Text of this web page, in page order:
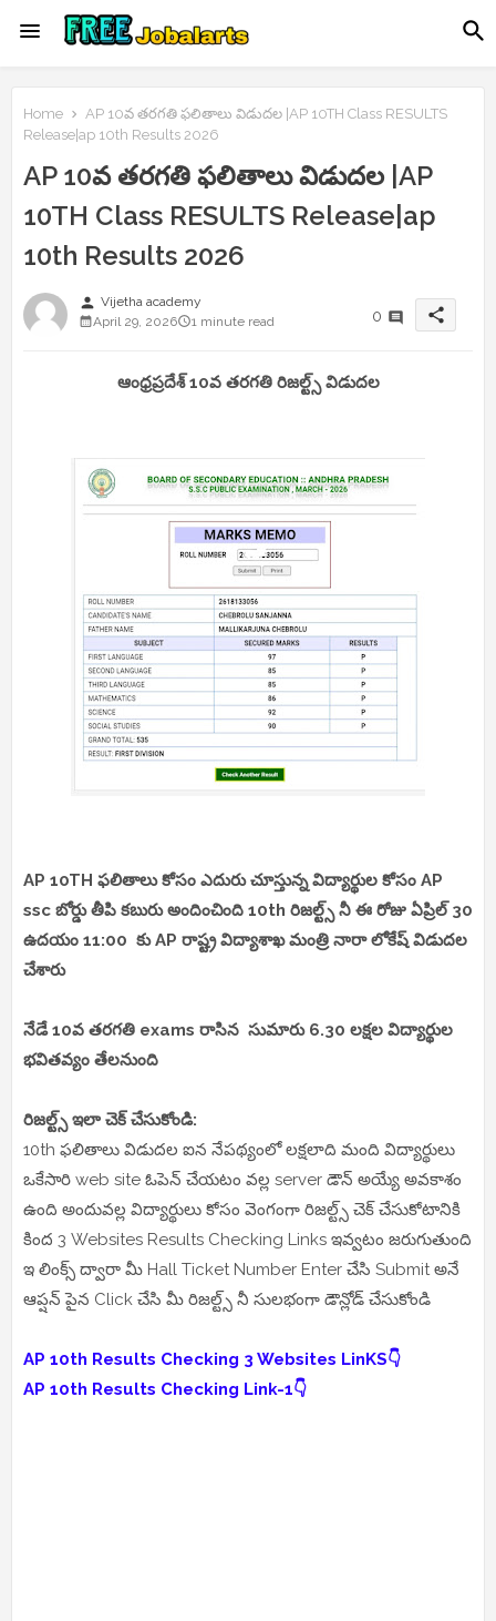
Home
AP 10వ తరగతి ఫలితాలు విడుదల |AP 10TH Class RESULTS
Release|ap 10th Results 2026
AP 10వ తరగతి ఫలితాలు విడుదల |AP
10TH Class RESULTS Release|ap
10th Results 2026
person Vijetha academy
April 29, 2026
1 minute read 0 share
ఆంధ్రప్రదేశ్ 10వ తరగతి రిజల్ట్స్ విడుదల
AP 10TH ఫలితాలు కోసం ఎదురు చూస్తున్న విద్యార్థుల కోసం AP
ssc బోర్డు తీపి కబురు అందించింది 10th రిజల్ట్స్ నీ ఈ రోజు ఏప్రిల్ 30
ఉదయం 11:00 కు AP రాష్ట్ర విద్యాశాఖ మంత్రి నారా లోకేష్ విడుదల
చేశారు
నేడే 10వ తరగతి exams రాసిన సుమారు 6.30 లక్షల విద్యార్థుల
భవితవ్యం తేలనుంది
రిజల్ట్స్ ఇలా చెక్ చేసుకోండి:
10th ఫలితాలు విడుదల ఐన నేపథ్యంలో లక్షలాది మంది విద్యార్థులు
ఒకేసారి web site ఓపెన్ చేయటం వల్ల server డౌన్ అయ్యే అవకాశం
ఉంది అందువల్ల విద్యార్థులు కోసం వెంగంగా రిజల్ట్స్ చెక్ చేసుకోటానికి
కింద 3 Websites Results Checking Links ఇవ్వటం జరుగుతుంది
ఇ లింక్స్ ద్వారా మీ Hall Ticket Number Enter చేసి Submit అనే
ఆప్షన్ పైన Click చేసి మీ రిజల్ట్స్ నీ సులభంగా డౌన్లోడ్ చేసుకోండి
AP 10th Results Checking 3 Websites LinKS👇
AP 10th Results Checking Link-1👇